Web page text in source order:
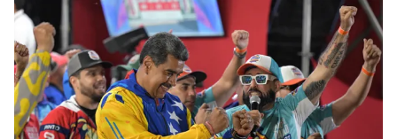
Photo Infographic
Video Shorts video
VTV Money VTV Thể thao